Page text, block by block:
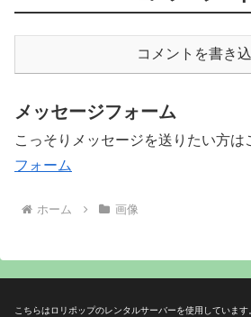
コメントを書き
メッセージフォーム
こっそりメッセージを送りたい方
フォーム
ホーム 画像
こちらはロリポップのレンタルサーバーを使用しています